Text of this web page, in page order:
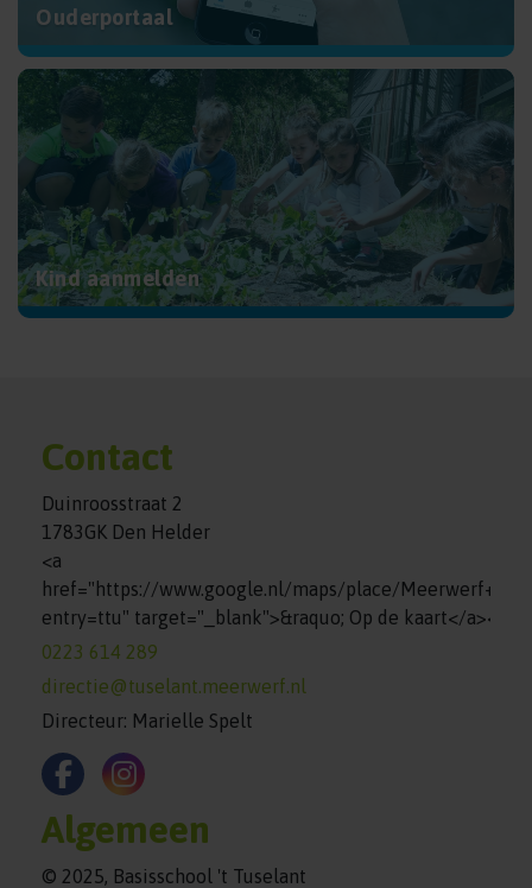
Ouderportaal
Kind aanmelden
Contact
Duinroosstraat 2
1783GK Den Helder
<a
href="https://www.google.nl/maps/place/
entry=ttu" target="_blank">&raquo; Op de kaart</
0223 614 289
directie@tuselant.meerwerf.nl
Directeur: Marielle Spelt
Algemeen
© 2025, Basisschool 't Tuselant